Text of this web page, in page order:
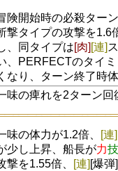
険開始時の必殺ター
撃タイプの攻撃を1.6
、同タイプは[肉] [連]
、PERFECTのタイ
なり、ターン終了時
味の痺れを2ターン回
味の体力が1.2倍、 [連]
少し上昇、船長が力技
撃を1.55倍、
[連] [爆弾